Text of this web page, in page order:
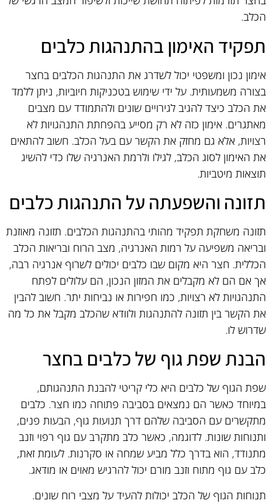
הכלב.
תפקיד האימון בהתנהגות כלבים
אימון נכון ומשפטי יכול לשדרג את התנהגות הכלבים בחצר
בצורה משמעותית. על ידי שימוש בטכניקות חיוביות, ניתן ללמד
את הכלב כיצד להגיב לגירויים שונים ולהתמודד עם מצבים
מאתגרים. אימון כזה לא רק מסייע בהפחתת התנהגויות לא
רצויות, אלא גם מחזק את הקשר עם בעל הכלב. חשוב להתאים
את האימון לסוג הכלב, לגילו ולרמת האנרגיה שלו כדי להשיג
תוצאות מיטביות.
תזונה והשפעתה על התנהגות כלבים
תזונה משחקת תפקיד מהותי בהתנהגות הכלבים. תזונה מאוזנת
ובריאה משפיעה על רמות האנרגיה, מצב הרוח ובריאות הכלב
הכללית. חצר היא מקום שבו כלבים יכולים לשרוף אנרגיה רבה,
אך אם הם לא מקבלים את המזון הנכון, הם עלולים לפתח
התנהגויות לא רצויות, כמו חפירות או נביחות יתר. חשוב להבין
את הקשר בין תזונה להתנהגות ולוודא שהכלב מקבל את כל מה
שדרוש לו.
הבנת שפת גוף של כלבים בחצר
שפת הגוף של כלבים היא כלי קריטי להבנת התנהגותם,
במיוחד כאשר הם נמצאים בסביבה פתוחה כמו חצר. כלבים
מתקשרים עם הסביבה שלהם דרך תנועות גוף, הבעות פנים,
ותנוחות שונות. לדוגמה, כאשר כלב מתקרב עם גוף רפוי וזנב
מתנודד, הוא בדרך כלל מביע שמחה או סקרנות. לעומת זאת,
כלב עם גוף מתוח וזנב מורם יכול להרגיש מאוים או מודאג.
תנוחות הגוף של הכלב יכולות להעיד על מצבי רוח שונים.